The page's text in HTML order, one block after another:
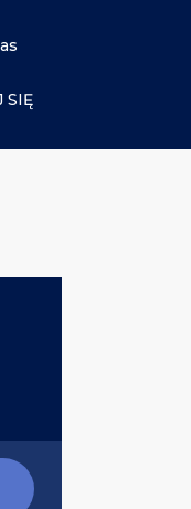
SIĘ